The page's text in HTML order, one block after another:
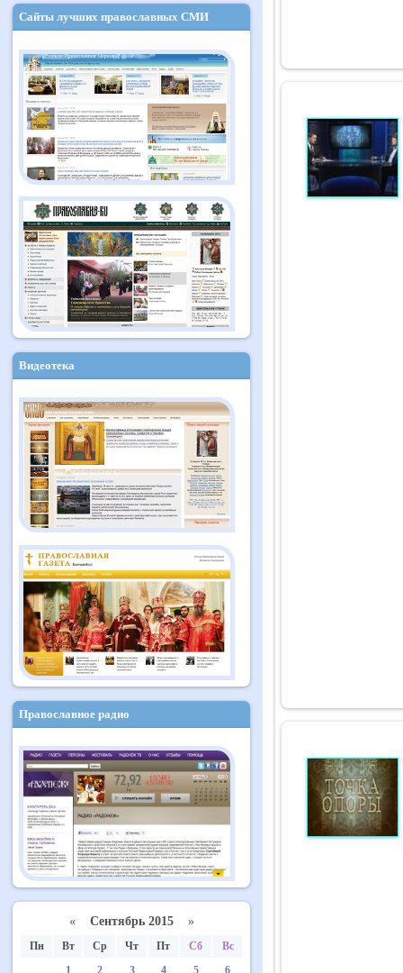
Сайты лучших православных СМИ
Видеотека
Православное радио
«Сентябрь 2015 »
Пн Вт Ср Чт Пт Сб
Вс
1
2 3 4 5
6